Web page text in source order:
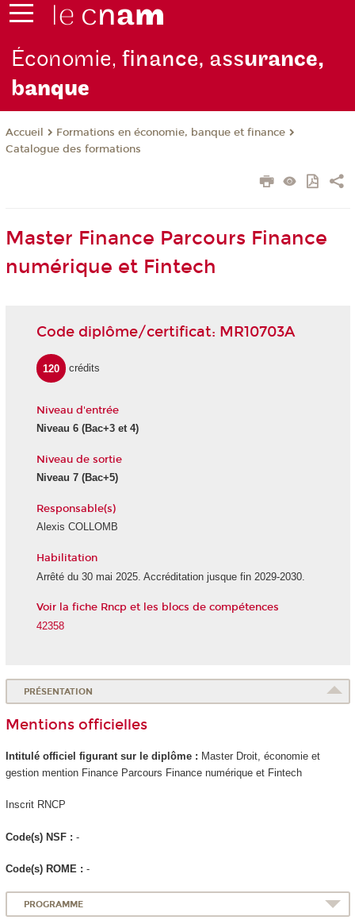
Économie,finance, assurance,
banque
Accueil
Formations en économie, banque et finance
Catalogue des formations
Master Finance Parcours Finance
numérique et Fintech
Code diplôme/certificat: MR10703A
120 crédits
Niveau d'entrée
Niveau 6 (Bac+3 et 4)
Niveau de sortie
Niveau 7 (Bac+5)
Responsable(s)
Alexis COLLOMB
Habilitation
Arrêté du 30 mai 2025. Accréditation jusque fin 2029-2030.
Voir la fiche Rncp et les blocs de compétences
42358
PRÉSENTATION
Mentions officielles
Intitulé officiel figurant sur le diplôme : Master Droit, économie et
gestion mention Finance Parcours Finance numérique et Fintech
Inscrit RNCP
Code(s) NSF : -
Code(s) ROME : -
PROGRAMME